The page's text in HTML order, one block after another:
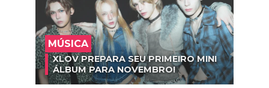
MÚSICA
XLOV PREPARA SEU PRIMEIRO MINI
ÁLBUM PARA NOVEMBRO!